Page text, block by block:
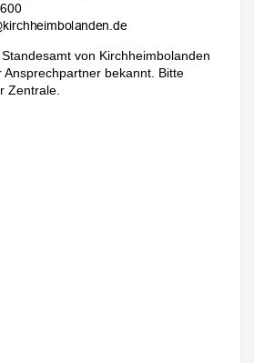
von Kirchheimbolanden
bekannt. Bitte
Zentrale.